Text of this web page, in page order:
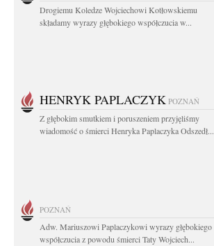
Drogiemu Koledze Wojciechowi Kotłowskiemu
składamy wyrazy głębokiego współczucia w...
HENRYK PAPLACZYK POZNAŃ
Z głębokim smutkiem i poruszeniem przyjęliśmy
wiadomość o śmierci Henryka Paplaczyka Odszedł...
POZNAŃ
Adw. Mariuszowi Paplaczykowi wyrazy głębokiego
współczucia z powodu śmierci Taty Wojciech...